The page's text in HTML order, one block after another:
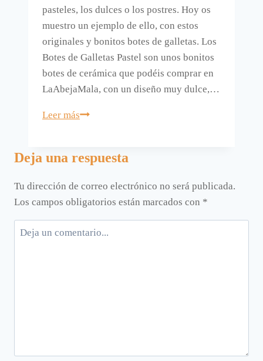
pasteles, los dulces o los postres. Hoy os
muestro un ejemplo de ello, con estos
originales y bonitos botes de galletas. Los
Botes de Galletas Pastel son unos bonitos
botes de cerámica que podéis comprar en
LaAbejaMala, con un diseño muy dulce,…
Leer másUnos
decorativos
galletas.
Deja una respuesta
Tu dirección de correo electrónico no será publicada.
Los campos obligatorios están marcados con *